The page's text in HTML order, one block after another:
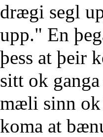
drægi segl
upp." En
þess at þeir
sitt ok
mæli sinn ok
koma at